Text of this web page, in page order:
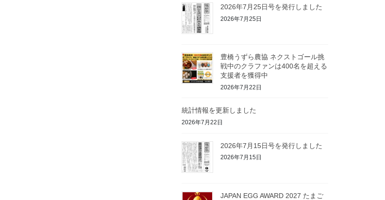
2026年7月25日号を発行しました
2026年7月25日
豊橋うずら農協 ネクストゴール挑
戦中のクラファンは400名を超える
支援者を獲得中
2026年7月22日
統計情報を更新しました
2026年7月22日
2026年7月15日号を発行しました
2026年7月15日
JAPAN EGG AWARD 2027 たまご